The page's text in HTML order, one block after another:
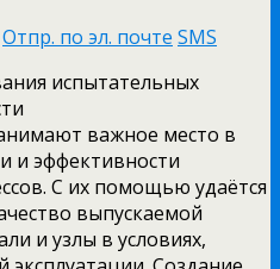
Отпр. по эл. почте SMS
важное место в
и эффективности
С их помощью удаётся
выпускаемой
и узлы в условиях,